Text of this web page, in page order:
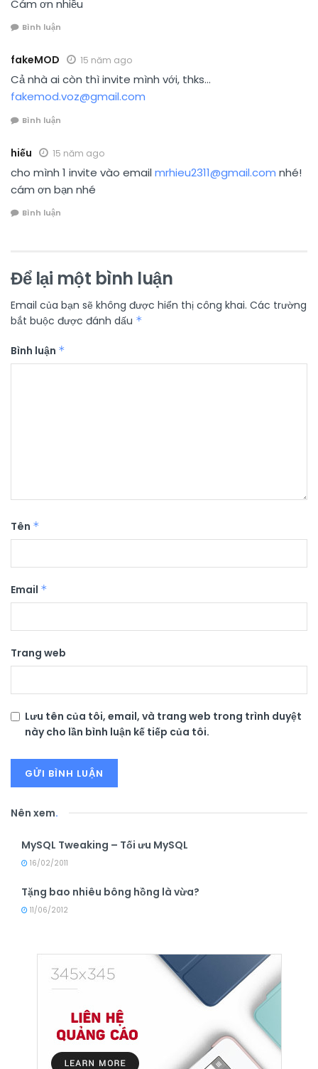
Cám ơn nhiều
Bình luận
fakeMOD 15 năm ago
Cả nhà ai còn thì invite mình với, thks…
fakemod.voz@gmail.com
Bình luận
hiếu 15 năm ago
cho mình 1 invite vào email mrhieu2311@gmail.com nhé!
cám ơn bạn nhé
Bình luận
Để lại một bình luận
Email của bạn sẽ không được hiển thị công khai. Các trường
bắt buộc được đánh dấu *
Bình luận *
Tên *
Email *
Trang web
Lưu tên của tôi, email, và trang web trong trình duyệt
này cho lần bình luận kế tiếp của tôi.
Nên xem.
MySQL Tweaking – Tối ưu MySQL
16/02/2011
Tặng bao nhiêu bông hồng là vừa?
11/06/2012